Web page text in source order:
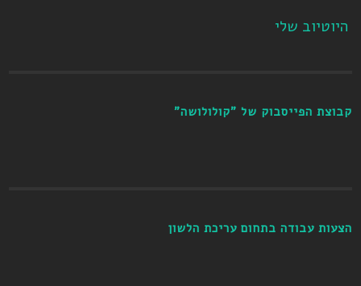
היוטיוב שלי
קבוצת הפייסבוק של "קולולושה"
הצעות עבודה בתחום עריכת הלשון